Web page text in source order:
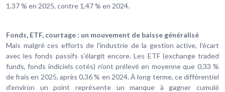
1,37 % en 2025, contre 1,47 % en 2024.
Fonds, ETF, courtage : un mouvement de baisse généralisé
Mais malgré ces efforts de l'industrie de la gestion active, l'écart
avec les fonds passifs s'élargit encore. Les ETF (exchange traded
funds, fonds indiciels cotés) n'ont prélevé en moyenne que 0,33 %
de frais en 2025, après 0,36 % en 2024. À long terme, ce différentiel
d'environ un point représente un manque à gagner cumulé